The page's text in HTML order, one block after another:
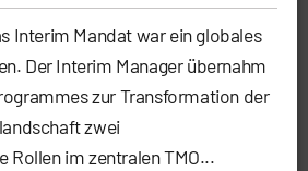
Interim Mandat war ein globales
Der Interim Manager übernahm
zur Transformation der
zwei
Rollen im zentralen TMO...